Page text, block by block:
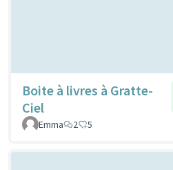
Boite à livres à Gratte-
Ciel
Emma
2 5